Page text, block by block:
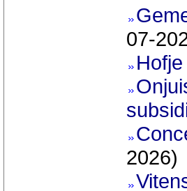
07-
2026)